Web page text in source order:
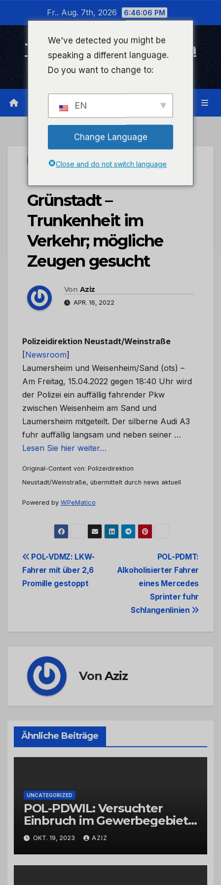
wechseln
Fr.. Aug. 7th, 2026 6:46:06 PM
Timeline Bad Kreuznach
Infonetzwerk für Bad Kreuznach
UNCATEGORIZED
POL-PDNW: PI
Grünstadt –
Trunkenheit im
Verkehr; mögliche
Zeugen gesucht
Von Aziz
APR. 16, 2022
Polizeidirektion Neustadt/Weinstraße
[Newsroom]
Laumersheim und Weisenheim/Sand (ots) –
Am Freitag, 15.04.2022 gegen 18:40 Uhr wird
der Polizei ein auffällig fahrender Pkw
zwischen Weisenheim am Sand und
Laumersheim mitgeteilt. Der silberne Audi A3
fuhr auffällig langsam und neben seiner …
Lesen Sie hier weiter…
Original-Content von: Polizeidirektion
Neustadt/Weinstraße, übermittelt durch news aktuell
Powered by WPeMatico
Beitrags-
Navigation
POL-PDMT:
Alkoholisierter Fahrer
eines Mercedes
Sprinter fuhr
Schlangenlinien
POL-VDMZ: LKW-
Fahrer mit über 2,6
Promille gestoppt
VonAziz
Ähnliche Beiträge
UNCATEGORIZED
POL-PDWIL: Versuchter
Einbruch im Gewerbegebiet
Wittlich
OKT. 19, 2023 AZIZ
We've detected you might be
speaking a different language.
Do you want to change to:
EN
Change Language
Close and do not switch language